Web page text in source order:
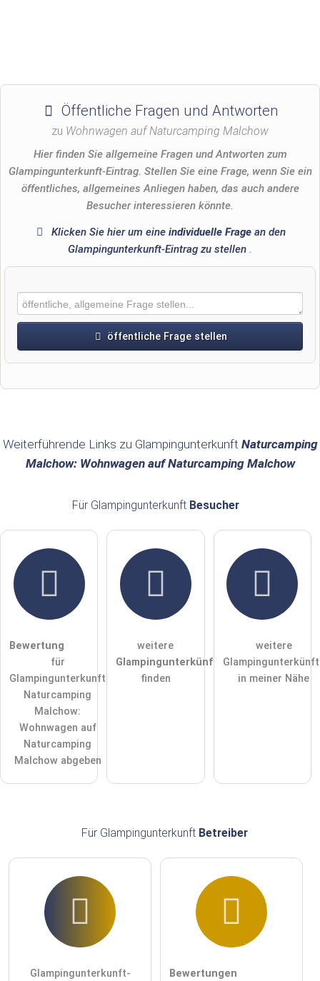
Öffentliche Fragen und Antworten
zu Wohnwagen auf Naturcamping Malchow
Hier finden Sie allgemeine Fragen und Antworten zum
Glampingunterkunft-Eintrag. Stellen Sie eine Frage, wenn Sie ein
öffentliches, allgemeines Anliegen haben, das auch andere
Besucher interessieren könnte.
Klicken Sie hier um eine individuelle Fragean den
Glampingunterkunft-Eintrag zu stellen .
öffentliche Frage stellen
Hiermit akzeptiere ich die .
Die Datenschutzerklärunghabe ich zur Kenntnis genommen.
öffentliche Frage stellen
Bitte beachten Sie, öffentliche Fragen sind
für alle
Besucher sichtbar
Klicken Sie hier um eine
Glampingunterkunft-Eintrag zu stellen
Weiterführende Links zu Glampingunterkunft Naturcamping
Malchow: Wohnwagen auf Naturcamping Malchow
Für Glampingunterkunft Besucher
Bewertung
für
Glampingunterkunft
Naturcamping
Malchow:
Wohnwagen auf
Naturcamping
Malchow abgeben
weitere
Glampingunterkünfte
finden
weitere
in meiner Nähe
Für Glampingunterkunft Betreiber
Glampingunterkunft-
Bewertungen